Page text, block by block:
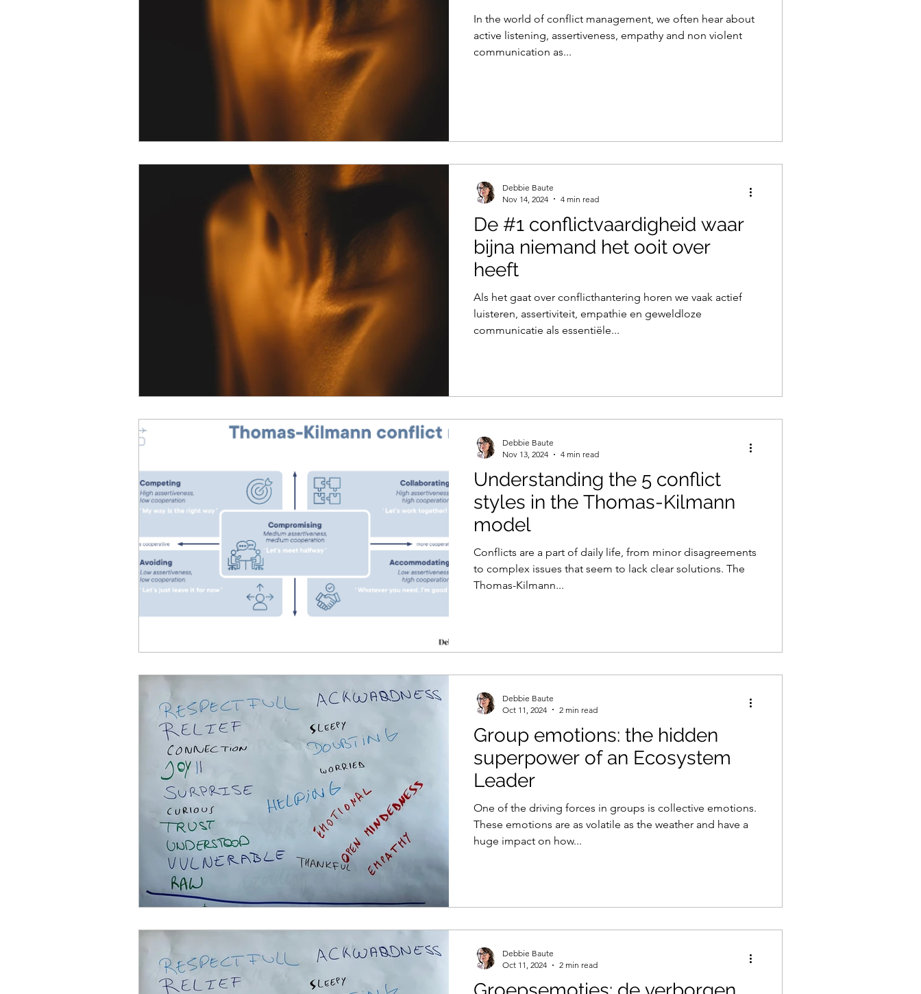
In the world of conflict management, we often hear about
active listening, assertiveness, empathy and non violent
communication as...
De #1 conflictvaardigheid waar
bijna niemand het ooit over
heeft
Als het gaat over conflicthantering horen we vaak actief
luisteren, assertiviteit, empathie en geweldloze
communicatie als essentiële...
Debbie Baute
Nov 14, 2024
4 min read
Understanding the 5 conflict
styles in the Thomas-Kilmann
model
Conflicts are a part of daily life, from minor disagreements
to complex issues that seem to lack clear solutions. The
Thomas-Kilmann...
Debbie Baute
Nov 13, 2024
4 min read
Group emotions: the hidden
superpower of an Ecosystem
Leader
One of the driving forces in groups is collective emotions.
These emotions are as volatile as the weather and have a
huge impact on how...
Debbie Baute
Oct 11, 2024
2 min read
Debbie Baute
Oct 11, 2024
2 min read